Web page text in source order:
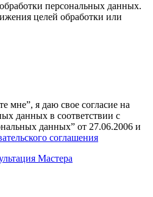
персональных данных.
целей обработки или
мне”, я даю свое согласие на
данных в соответствии с
данных” от 27.06.2006 и
соглашения
Мастера